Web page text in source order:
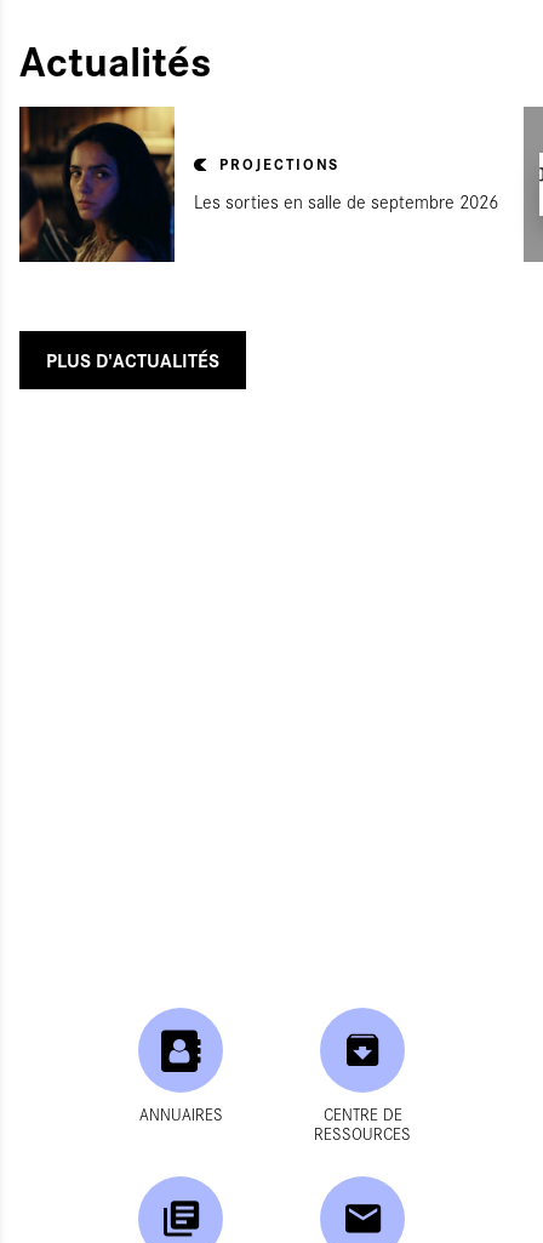
Actualités
PROJECTIONS
Les sorties en salle de septembre 2026
PLUS D'ACTUALITÉS
ANNUAIRES
CENTRE DE
RESSOURCES